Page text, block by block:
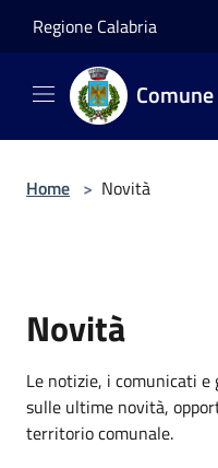
Regione Calabria
Home > Novità
Novità
Le notizie, i comunicati
sulle ultime novità,
territorio comunale.